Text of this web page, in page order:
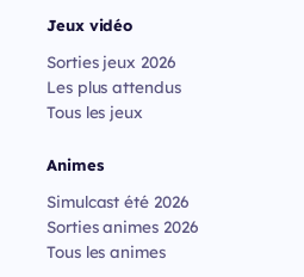
Jeux vidéo
Sorties jeux 2026
Les plus attendus
Tous les jeux
Animes
Simulcast été 2026
Sorties animes 2026
Tous les animes